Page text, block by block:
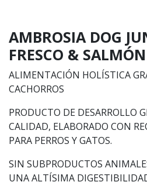
AMBROSIA DOG
FRESCO &
ALIMENTACIÓN HOLÍSTICA
CACHORROS
PRODUCTO DE DESARROLLO
CALIDAD, ELABORADO CON
PARA PERROS Y GATOS.
SIN SUBPRODUCTOS
UNA ALTÍSIMA